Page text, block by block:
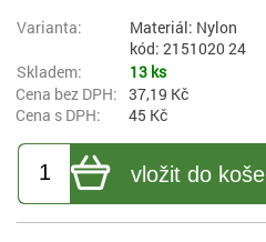
Materiál: Nylon
kód: 2151020 24
13 ks
37,19 Kč
45 Kč
vložit do koše